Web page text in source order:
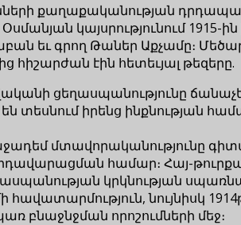
քաղաքականության
կայսրությունում
եւ գրող Թաներ Աքչամը։
հիշարժան էին հետեւյալ թեզերը.
ցեղասպանությունը
տեսնում իրենց ինքնության
մտավորականությունը
համար։ Հայ-
կրկնության
հավատարմություն, նույնիսկ
բնաջնջման որոշումների մեջ։